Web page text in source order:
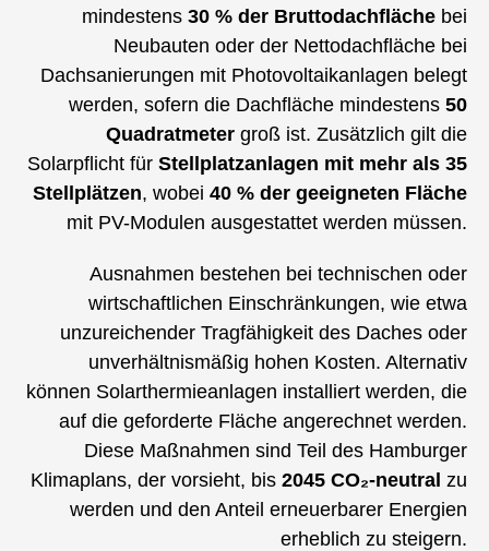
mindestens 30 % der Bruttodachfläche bei
Neubauten oder der Nettodachfläche bei
Dachsanierungen mit Photovoltaikanlagen belegt
werden, sofern die Dachfläche mindestens 50
Quadratmeter groß ist. Zusätzlich gilt die
Solarpflicht für Stellplatzanlagen mit mehr als 35
Stellplätzen, wobei 40 % der geeigneten Fläche
mit PV-Modulen ausgestattet werden müssen.
Ausnahmen bestehen bei technischen oder
wirtschaftlichen Einschränkungen, wie etwa
unzureichender Tragfähigkeit des Daches oder
unverhältnismäßig hohen Kosten. Alternativ
können Solarthermieanlagen installiert werden, die
auf die geforderte Fläche angerechnet werden.
Diese Maßnahmen sind Teil des Hamburger
Klimaplans, der vorsieht, bis 2045 CO₂-neutral zu
werden und den Anteil erneuerbarer Energien
erheblich zu steigern.